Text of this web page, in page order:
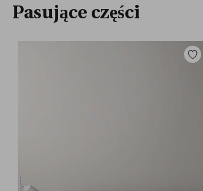
Pasujące części
Dodaj